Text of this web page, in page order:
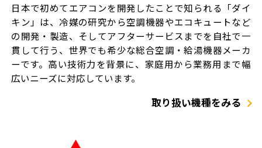
日本で初めてエアコンを開発したことで知られる「ダイ
キン」は、冷媒の研究から空調機器やエコキュートなど
の開発・製造、そしてアフターサービスまでを自社で一
貫して行う、世界でも希少な総合空調・給湯機器メーカ
ーです。高い技術力を背景に、家庭用から業務用まで幅
広いニーズに対応しています。
取り扱い機種をみる